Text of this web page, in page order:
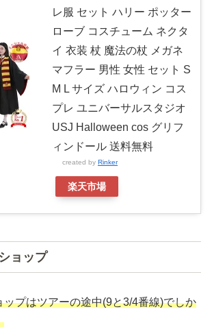
レ服 セット ハリー ポッター
ローブ コスチューム ネクタ
イ 衣装 杖 魔法の杖 メガネ
マフラー 男性 女性 セット S
M L サイズ ハロウィン コス
プレ ユニバーサルスタジオ
USJ Halloween cos グリフ
ィンドール 送料無料
created by Rinker
楽天市場
ョップ
ップはツアーの途中(9と3/4番線)でしか